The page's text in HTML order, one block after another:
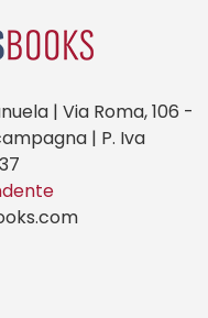
| Via Roma, 106 -
| P. Iva